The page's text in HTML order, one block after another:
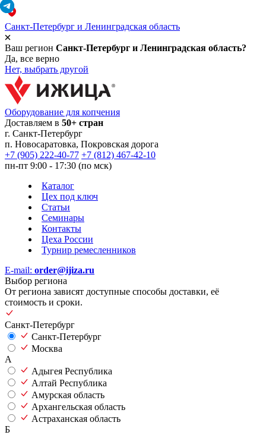
Санкт-Петербург и Ленинградская область
Ваш регион Санкт-Петербург и Ленинградская область?
Да, все верно
Нет, выбрать другой
Оборудование для копчения
Доставляем в 50+ стран
г. Санкт-Петербург
п. Новосаратовка, Покровская дорога
+7 (905) 222-40-77 +7 (812) 467-42-10
пн-пт 9:00 - 17:30 (по мск)
Каталог
Цех под ключ
Статьи
Семинары
Контакты
Цеха России
Турнир ремесленников
E-mail: order@ijiza.ru
Выбор региона
От региона зависят доступные способы доставки, её
стоимость и сроки.
Санкт-Петербург
Санкт-Петербург
Москва
А
Адыгея Республика
Алтай Республика
Амурская область
Архангельская область
Астраханская область
Б